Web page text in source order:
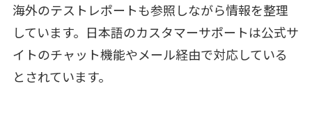
海外のテストレポートも参照しながら情報を整理
しています。日本語のカスタマーサポートは公式サ
イトのチャット機能やメール経由で対応している
とされています。